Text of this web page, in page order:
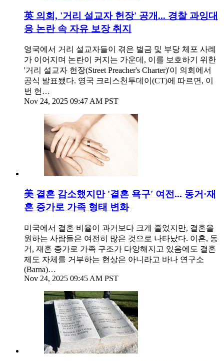
英 의회, '거리 설교자 헌장' 공개... 경찰 과잉대
응 논란 속 자유 보장 취지
영국에서 거리 설교자들이 겪은 벌금 및 부당 체포 사례
가 이어지며 논란이 커지는 가운데, 이를 보호하기 위한
'거리 설교자 헌장(Street Preacher's Charter)'이 의회에서
공식 발표됐다. 영국 크리스천투데이(CT)에 따르면, 이
번 헌…
Nov 24, 2025 09:47 AM PST
美 결혼 감소했지만 '결혼 욕구' 여전... 동거·재
혼 증가로 가족 형태 변화
미국에서 결혼 비율이 과거보다 크게 줄었지만, 결혼을
원하는 사람들은 여전히 많은 것으로 나타났다. 이혼, 동
거, 재혼 증가로 가족 구조가 다양해지고 있음에도 결혼
제도 자체를 거부하는 현상은 아니라고 바나 연구소
(Barna)…
Nov 24, 2025 09:45 AM PST